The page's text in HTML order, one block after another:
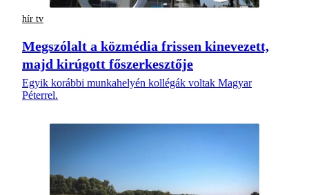
hír tv
Megszólalt a közmédia frissen kinevezett,
majd kirúgott főszerkesztője
Egyik korábbi munkahelyén kollégák voltak Magyar
Péterrel.